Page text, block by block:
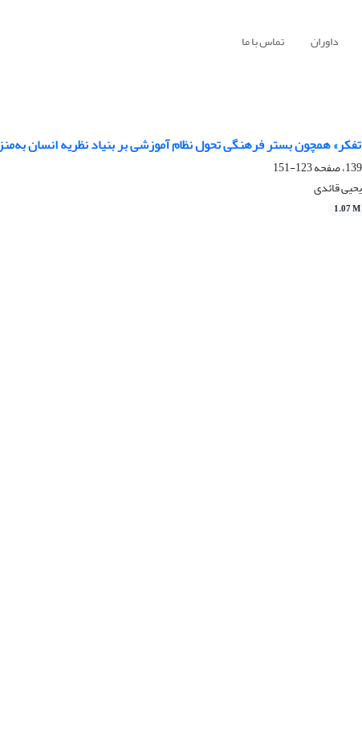
داوران تماس با ما
همچون بستر فرهنگی تحول نظام آموزشی بر بنیاد نظریه انسان
123-151
قائدی
1.07 M